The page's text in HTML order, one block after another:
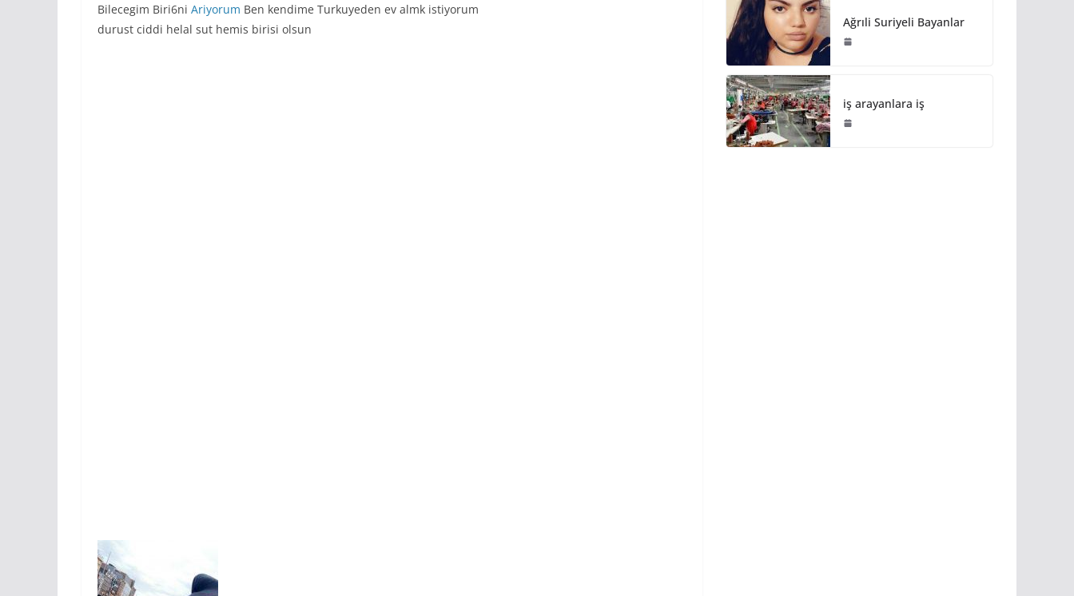
Bilecegim Biri6ni Ariyorum Ben kendime Turkuyeden ev almk istiyorum
durust ciddi helal sut hemis birisi olsun
Ağrıli Suriyeli Bayanlar
iş arayanlara iş